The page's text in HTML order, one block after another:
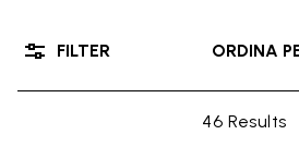
46 Results
ORDINA
FILTER